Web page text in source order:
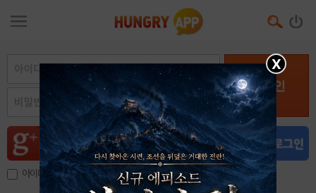
로그인
아이디, 이메일 저장
X